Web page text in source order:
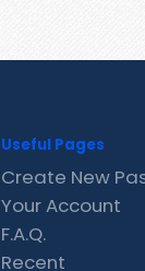
Useful Pages
Create New
Your Account
F.A.Q.
Recent